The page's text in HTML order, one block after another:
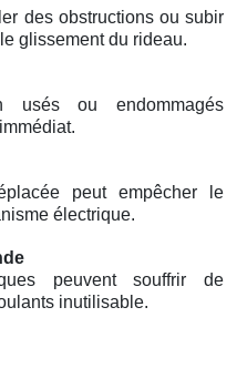
des obstructions ou subir
glissement du rideau.
usés ou endommagés
peut empêcher le
électrique.
peuvent souffrir de
inutilisable.